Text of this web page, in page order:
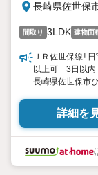
長崎県佐世保
間取り 3LDK 建物面
ＪＲ佐世保線「
以上可 3日以
長崎県佐世保市
詳細を